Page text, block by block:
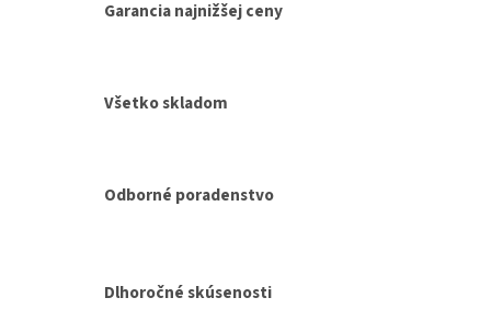
Garancia najnižšej ceny
Všetko skladom
Odborné poradenstvo
Dlhoročné skúsenosti